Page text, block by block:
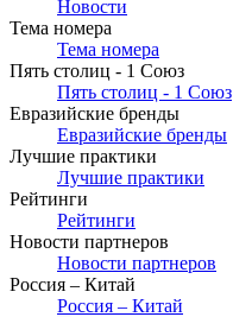
Новости
Тема номера
Тема номера
Пять столиц - 1 Союз
Пять столиц - 1 Союз
Евразийские бренды
Евразийские бренды
Лучшие практики
Лучшие практики
Рейтинги
Рейтинги
Новости партнеров
Новости партнеров
Россия – Китай
Россия – Китай